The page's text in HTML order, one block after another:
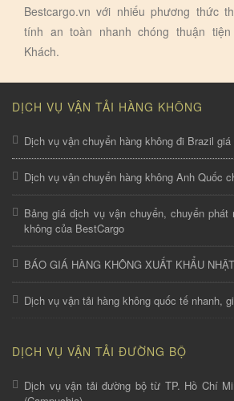
Bestcargo.vn với nhiếu phương thức
tính an toàn nhanh chóng thuận
Khách.
DỊCH VỤ VẬN TẢI HÀNG KHÔNG
Dịch vụ vận chuyển hàng không đi Brazil giá
Dịch vụ vận chuyển hàng không Anh Quốc
Bảng giá dịch vụ vận chuyển, chuyển phát
không của BestCargo
BÁO GIÁ HÀNG KHÔNG XUẤT KHẨU
Dịch vụ vận tải hàng không quốc tế nhanh,
DỊCH VỤ VẬN TẢI ĐƯỜNG BỘ
Dịch vụ vận tải đường bộ từ TP. Hồ Chí